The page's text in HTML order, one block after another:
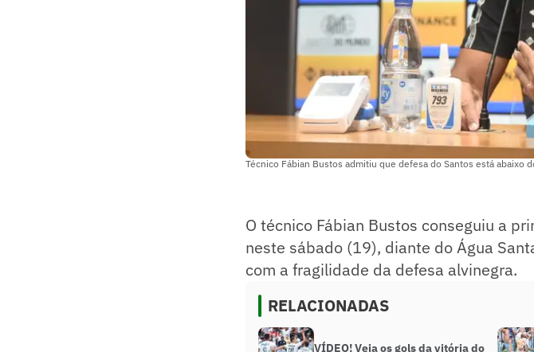
Técnico Fábian Bustos admitiu que defesa do Santos está abaixo
O técnico Fábian Bustos conseguiu a
neste sábado (19), diante do Água
com a fragilidade da defesa alvinegra.
RELACIONADAS
VÍDEO! Veja os gols da vitória do